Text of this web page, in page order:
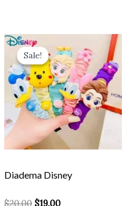
Sale!
Sale!
Diadema Disney
$20.00
Original
price
was:
$20.00.
$19.00
price
is:
$19.00.